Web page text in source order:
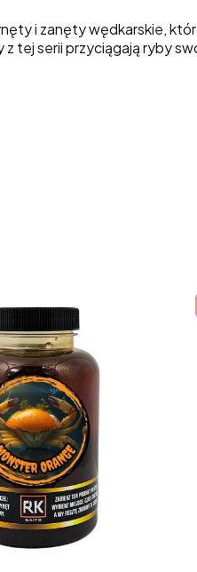
i zanęty wędkarskie,
tej serii przyciągają ryby